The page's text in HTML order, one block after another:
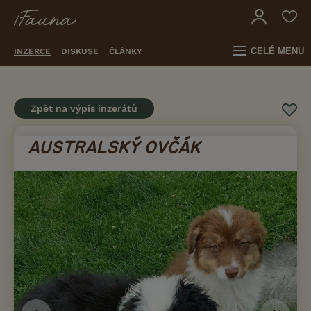
INZERCE DISKUSE ČLÁNKY CELÉ MENU
Zpět na výpis inzerátů
AUSTRALSKÝ OVČÁK